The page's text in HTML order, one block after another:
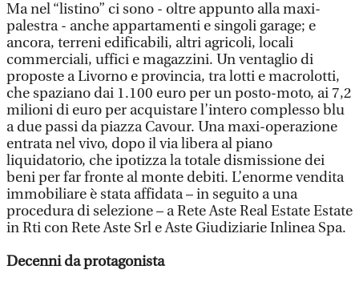
Ma nel “listino” ci sono - oltre appunto alla maxi-
palestra - anche appartamenti e singoli garage; e
ancora, terreni edificabili, altri agricoli, locali
commerciali, uffici e magazzini. Un ventaglio di
proposte a Livorno e provincia, tra lotti e macrolotti,
che spaziano dai 1.100 euro per un posto-moto, ai 7,2
milioni di euro per acquistare l’intero complesso blu
a due passi da piazza Cavour. Una maxi-operazione
entrata nel vivo, dopo il via libera al piano
liquidatorio, che ipotizza la totale dismissione dei
beni per far fronte al monte debiti. L’enorme vendita
immobiliare è stata affidata – in seguito a una
procedura di selezione – a Rete Aste Real Estate Estate
in Rti con Rete Aste Srl e Aste Giudiziarie Inlinea Spa.
Decenni da protagonista